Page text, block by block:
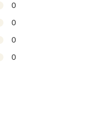
0
0
0
0